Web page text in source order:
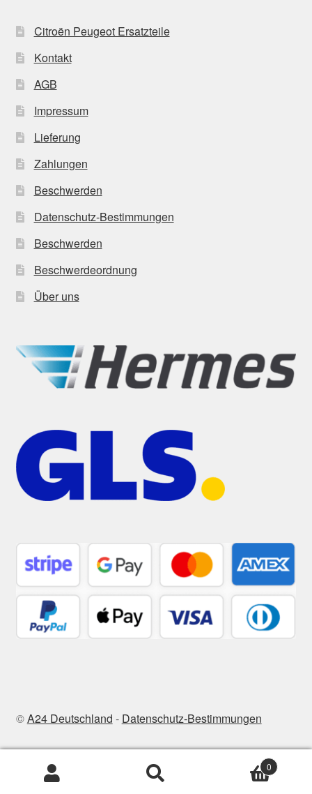
Citroën Peugeot Ersatzteile
Kontakt
AGB
Impressum
Lieferung
Zahlungen
Beschwerden
Datenschutz-Bestimmungen
Beschwerden
Beschwerdeordnung
Über uns
©A24 Deutschland - Datenschutz-Bestimmungen
Suchen
0